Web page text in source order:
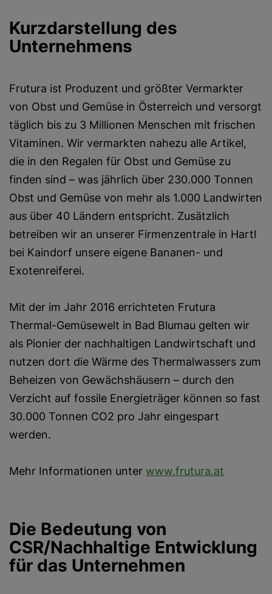
Kurzdarstellung des
Unternehmens
Frutura ist Produzent und größter Vermarkter
von Obst und Gemüse in Österreich und versorgt
täglich bis zu 3 Millionen Menschen mit frischen
Vitaminen. Wir vermarkten nahezu alle Artikel,
die in den Regalen für Obst und Gemüse zu
finden sind – was jährlich über 230.000 Tonnen
Obst und Gemüse von mehr als 1.000 Landwirten
aus über 40 Ländern entspricht. Zusätzlich
betreiben wir an unserer Firmenzentrale in Hartl
bei Kaindorf unsere eigene Bananen- und
Exotenreiferei.
Mit der im Jahr 2016 errichteten Frutura
Thermal-Gemüsewelt in Bad Blumau gelten wir
als Pionier der nachhaltigen Landwirtschaft und
nutzen dort die Wärme des Thermalwassers zum
Beheizen von Gewächshäusern – durch den
Verzicht auf fossile Energieträger können so fast
30.000 Tonnen CO2 pro Jahr eingespart
werden.
Mehr Informationen unter www.frutura.at
Die Bedeutung von
CSR/Nachhaltige Entwicklung
für das Unternehmen